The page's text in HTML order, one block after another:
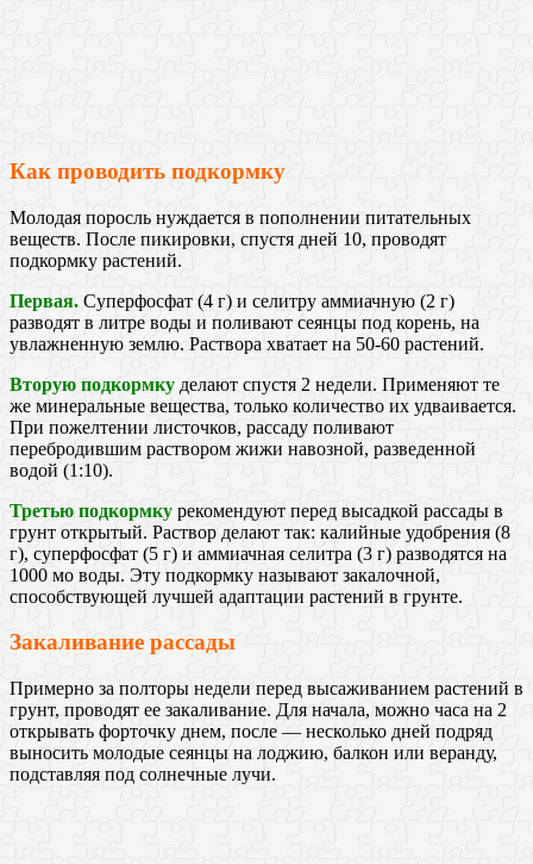
Как проводить подкормку
Молодая поросль нуждается в пополнении питательных
веществ. После пикировки, спустя дней 10, проводят
подкормку растений.
Первая. Суперфосфат (4 г) и селитру аммиачную (2 г)
разводят в литре воды и поливают сеянцы под корень, на
увлажненную землю. Раствора хватает на 50-60 растений.
Вторую подкормку делают спустя 2 недели. Применяют те
же минеральные вещества, только количество их удваивается.
При пожелтении листочков, рассаду поливают
перебродившим раствором жижи навозной, разведенной
водой (1:10).
Третью подкормку рекомендуют перед высадкой рассады в
грунт открытый. Раствор делают так: калийные удобрения (8
г), суперфосфат (5 г) и аммиачная селитра (3 г) разводятся на
1000 мо воды. Эту подкормку называют закалочной,
способствующей лучшей адаптации растений в грунте.
Закаливание рассады
Примерно за полторы недели перед высаживанием растений в
грунт, проводят ее закаливание. Для начала, можно часа на 2
открывать форточку днем, после — несколько дней подряд
выносить молодые сеянцы на лоджию, балкон или веранду,
подставляя под солнечные лучи.